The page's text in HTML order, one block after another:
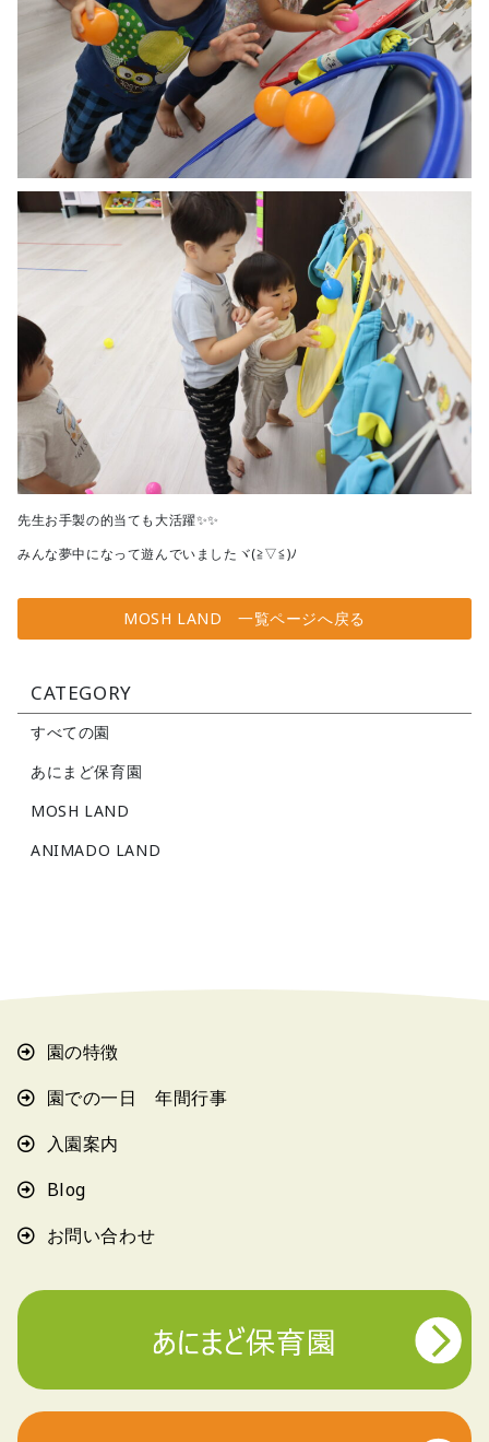
先生お手製の的当ても大活躍✨✨
みんな夢中になって遊んでいましたヾ(≧▽≦)ﾉ
MOSH LAND 一覧ページへ戻る
CATEGORY
すべての園
あにまど保育園
MOSH LAND
ANIMADO LAND
園の特徴
園での一日 年間行事
入園案内
Blog
お問い合わせ